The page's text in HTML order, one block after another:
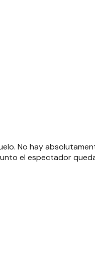
No hay
el espectador